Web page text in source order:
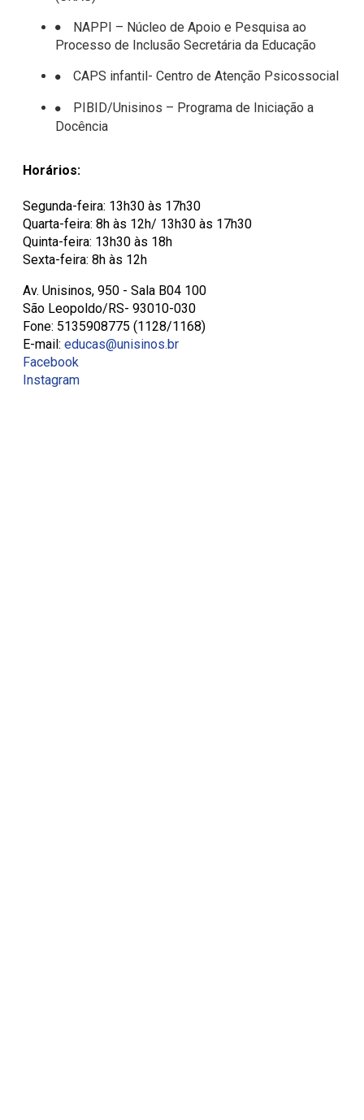
NAPPI – Núcleo de Apoio e Pesquisa ao
Processo de Inclusão Secretária da Educação
CAPS infantil- Centro de Atenção Psicossocial
PIBID/Unisinos – Programa de Iniciação a
Docência
Horários:
Segunda-feira: 13h30 às 17h30
Quarta-feira: 8h às 12h/ 13h30 às 17h30
Quinta-feira: 13h30 às 18h
Sexta-feira: 8h às 12h
Av. Unisinos, 950 - Sala B04 100
São Leopoldo/RS- 93010-030
Fone: 5135908775 (1128/1168)
E-mail: educas@unisinos.br
Facebook
Instagram